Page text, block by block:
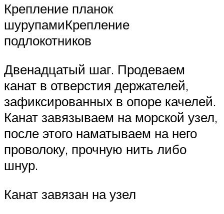
Крепление планок
шурупамиКрепление
подлокотников
Двенадцатый шаг. Продеваем
канат в отверстия держателей,
зафиксированных в опоре качелей.
Канат завязываем на морской узел,
после этого наматываем на него
проволоку, прочную нить либо
шнур.
Канат завязан на узел